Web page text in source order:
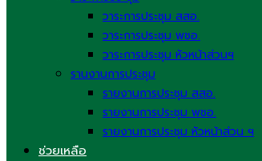
วาระการประชุม สสอ.
วาระการประชุม พชอ.
วาระการประชุม หัวหน้าส่วนฯ
รานงานการประชุม
รายงานการประชุม สสอ.
รายงานการประชุม พชอ.
รายงานการประชุม หัวหน้าส่วน ฯ
ช่วยเหลือ